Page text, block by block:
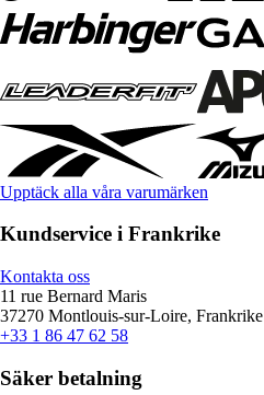
Upptäck alla våra varumärken
Kundservice i Frankrike
Kontakta oss
11 rue Bernard Maris
37270 Montlouis-sur-Loire, Frankrike
+33 1 86 47 62 58
Säker betalning